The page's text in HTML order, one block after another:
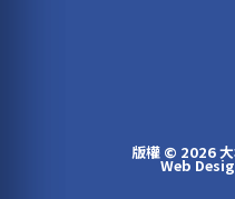
版權 © 2026
Web